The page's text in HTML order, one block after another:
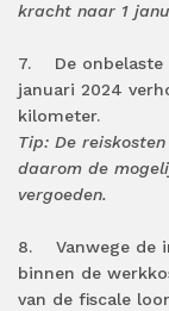
kracht naar 1
7. De onbelaste
januari 2024
kilometer.
Tip: De
daarom de
vergoeden.
8. Vanwege de
binnen de
van de fiscale